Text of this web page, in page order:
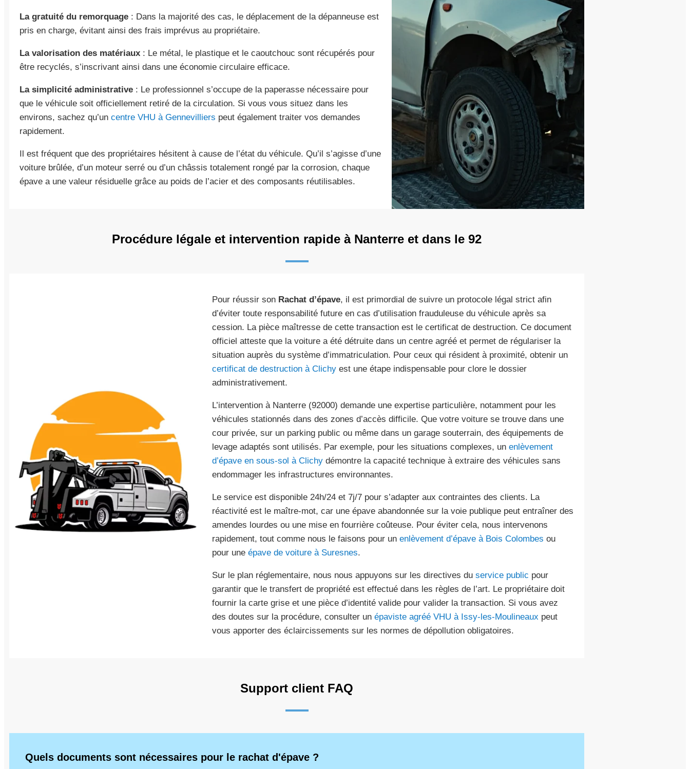
La gratuité du remorquage : Dans la majorité des cas, le déplacement de la dépanneuse est
pris en charge, évitant ainsi des frais imprévus au propriétaire.
La valorisation des matériaux : Le métal, le plastique et le caoutchouc sont récupérés pour
être recyclés, s’inscrivant ainsi dans une économie circulaire efficace.
La simplicité administrative : Le professionnel s’occupe de la paperasse nécessaire pour
que le véhicule soit officiellement retiré de la circulation. Si vous vous situez dans les
environs, sachez qu’un centre VHU à Gennevilliers peut également traiter vos demandes
rapidement.
Il est fréquent que des propriétaires hésitent à cause de l’état du véhicule. Qu’il s’agisse d’une
voiture brûlée, d’un moteur serré ou d’un châssis totalement rongé par la corrosion, chaque
épave a une valeur résiduelle grâce au poids de l’acier et des composants réutilisables.
Procédure légale et intervention rapide à Nanterre et dans le 92
Pour réussir son Rachat d’épave, il est primordial de suivre un protocole légal strict afin
d’éviter toute responsabilité future en cas d’utilisation frauduleuse du véhicule après sa
cession. La pièce maîtresse de cette transaction est le certificat de destruction. Ce document
officiel atteste que la voiture a été détruite dans un centre agréé et permet de régulariser la
situation auprès du système d’immatriculation. Pour ceux qui résident à proximité, obtenir un
certificat de destruction à Clichyest une étape indispensable pour clore le dossier
administrativement.
L’intervention à Nanterre (92000) demande une expertise particulière, notamment pour les
véhicules stationnés dans des zones d’accès difficile. Que votre voiture se trouve dans une
cour privée, sur un parking public ou même dans un garage souterrain, des équipements de
levage adaptés sont utilisés. Par exemple, pour les situations complexes, un enlèvement
d’épave en sous-sol à Clichydémontre la capacité technique à extraire des véhicules sans
endommager les infrastructures environnantes.
Le service est disponible 24h/24 et 7j/7 pour s’adapter aux contraintes des clients. La
réactivité est le maître-mot, car une épave abandonnée sur la voie publique peut entraîner des
amendes lourdes ou une mise en fourrière coûteuse. Pour éviter cela, nous intervenons
rapidement, tout comme nous le faisons pour un enlèvement d’épave à Bois Colombes ou
pour une épave de voiture à Suresnes.
Sur le plan réglementaire, nous nous appuyons sur les directives du service public pour
garantir que le transfert de propriété est effectué dans les règles de l’art. Le propriétaire doit
fournir la carte grise et une pièce d’identité valide pour valider la transaction. Si vous avez
des doutes sur la procédure, consulter un épaviste agréé VHU à Issy-les-Moulineaux peut
vous apporter des éclaircissements sur les normes de dépollution obligatoires.
Support client FAQ
Quels documents sont nécessaires pour le rachat d'épave ?